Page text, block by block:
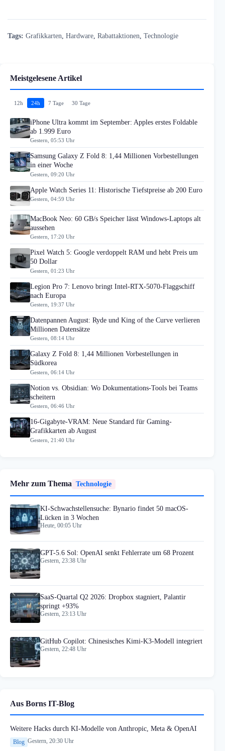
Tags: Grafikkarten Hardware Rabattaktionen Technologie
Meistgelesene Artikel
12h 24h 7 Tage 30 Tage
iPhone Ultra kommt im September: Apples erstes Foldable
ab 1.999 Euro
Gestern, 05:53 Uhr
Samsung Galaxy Z Fold 8: 1,44 Millionen Vorbestellungen
in einer Woche
Gestern, 09:20 Uhr
Apple Watch Series 11: Historische Tiefstpreise ab 200 Euro
Gestern, 04:59 Uhr
MacBook Neo: 60 GB/s Speicher lässt Windows-Laptops alt
aussehen
Gestern, 17:20 Uhr
Pixel Watch 5: Google verdoppelt RAM und hebt Preis um
50 Dollar
Gestern, 01:23 Uhr
Legion Pro 7: Lenovo bringt Intel-RTX-5070-Flaggschiff
nach Europa
Gestern, 19:37 Uhr
Datenpannen August: Ryde und King of the Curve verlieren
Millionen Datensätze
Gestern, 08:14 Uhr
Galaxy Z Fold 8: 1,44 Millionen Vorbestellungen in
Südkorea
Gestern, 06:14 Uhr
Notion vs. Obsidian: Wo Dokumentations-Tools bei Teams
scheitern
Gestern, 06:46 Uhr
16-Gigabyte-VRAM: Neue Standard für Gaming-
Grafikkarten ab August
Gestern, 21:40 Uhr
Mehr zum Thema Technologie
KI-Schwachstellensuche: Bynario findet 50 macOS-
Lücken in 3 Wochen
Heute, 00:05 Uhr
GPT-5.6 Sol: OpenAI senkt Fehlerrate um 68 Prozent
Gestern, 23:38 Uhr
SaaS-Quartal Q2 2026: Dropbox stagniert, Palantir
springt +93%
Gestern, 23:13 Uhr
GitHub Copilot: Chinesisches Kimi-K3-Modell integriert
Gestern, 22:48 Uhr
Aus Borns IT-Blog
Weitere Hacks durch KI-Modelle von Anthropic, Meta & OpenAI
Blog Gestern, 20:30 Uhr